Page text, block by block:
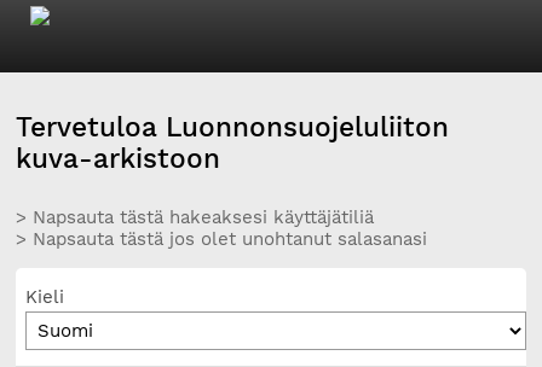
Tervetuloa Luonnonsuojeluliiton
kuva-arkistoon
> Napsauta tästä hakeaksesi käyttäjätiliä
> Napsauta tästä jos olet unohtanut salasanasi
Kieli